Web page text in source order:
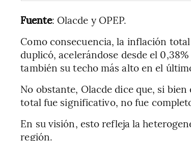
Fuente: Olacde y OPEP.
Como consecuencia, la inflación
duplicó, acelerándose desde el
también su techo más alto en el
No obstante, Olacde dice que, si
total fue significativo, no fue
En su visión, esto refleja la
región.